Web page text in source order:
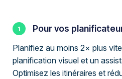
Pour vos
Planifiez au moins 2× plus
planification visuel et un
Optimisez les itinéraires et